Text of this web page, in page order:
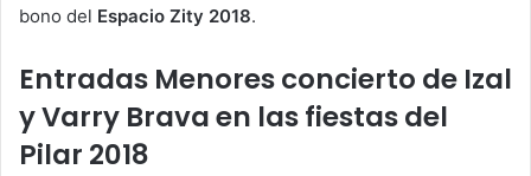
bono del Espacio Zity 2018.
Entradas Menores concierto de Izal
y Varry Brava en las fiestas del
Pilar 2018